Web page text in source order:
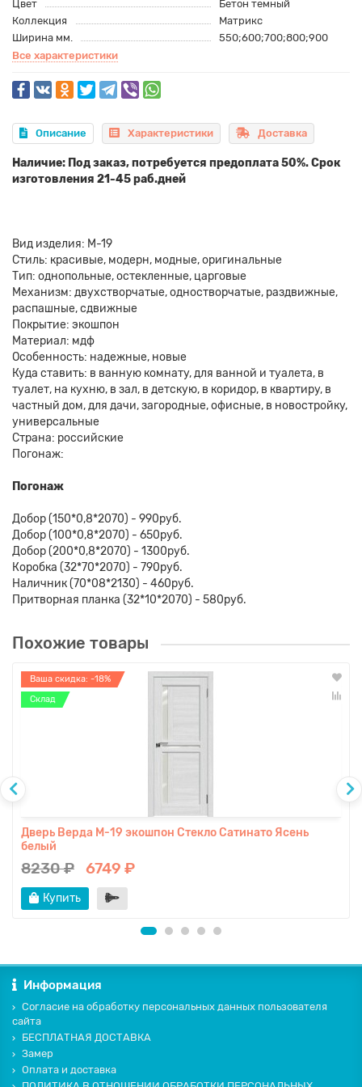
Цвет
Бетон темный
Коллекция
Матрикс
Ширина мм.
550;600;700;800;900
Все характеристики
Описание Характеристики Доставка
Наличие: Под заказ, потребуется предоплата 50%. Срок
изготовления 21-45 раб.дней
Вид изделия: М-19
Стиль: красивые, модерн, модные, оригинальные
Тип: однопольные, остекленные, царговые
Механизм: двухстворчатые, одностворчатые, раздвижные,
распашные, сдвижные
Покрытие: экошпон
Материал: мдф
Особенность: надежные, новые
Куда ставить: в ванную комнату, для ванной и туалета, в
туалет, на кухню, в зал, в детскую, в коридор, в квартиру, в
частный дом, для дачи, загородные, офисные, в новостройку,
универсальные
Страна: российские
Погонаж:
Погонаж
Добор (150*0,8*2070) - 990руб.
Добор (100*0,8*2070) - 650руб.
Добор (200*0,8*2070) - 1300руб.
Коробка (32*70*2070) - 790руб.
Наличник (70*08*2130) - 460руб.
Притворная планка (32*10*2070) - 580руб.
Похожие товары
Ваша скидка: -18%
Склад
Дверь Верда М-19 экошпон Стекло Сатинато Ясень
белый
8230 ₽ 6749 ₽
Купить
Информация
Согласие на обработку персональных данных пользователя
сайта
БЕСПЛАТНАЯ ДОСТАВКА
Замер
Оплата и доставка